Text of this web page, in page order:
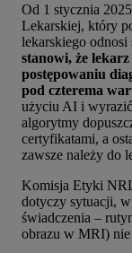
Od 1 stycznia
Lekarskiej, który
lekarskiego
stanowi, że
postępowaniu
pod czterema
użyciu AI i wyrazić
algorytmy
certyfikatami, a
zawsze należy do
Komisja Etyki
dotyczy sytuacji,
świadczenia –
obrazu w MRI)